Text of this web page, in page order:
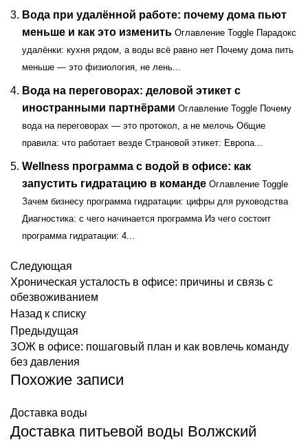
Вода при удалённой работе: почему дома пьют
меньше и как это изменить Оглавление Toggle Парадокс
удалёнки: кухня рядом, а воды всё равно нет Почему дома пить
меньше — это физиология, не лень...
Вода на переговорах: деловой этикет с
иностранными партнёрами Оглавление Toggle Почему
вода на переговорах — это протокол, а не мелочь Общие
правила: что работает везде Страновой этикет: Европа...
Wellness программа с водой в офисе: как
запустить гидратацию в команде Оглавление Toggle
Зачем бизнесу программа гидратации: цифры для руководства
Диагностика: с чего начинается программа Из чего состоит
программа гидратации: 4...
Следующая
Хроническая усталость в офисе: причины и связь с
обезвоживанием
Назад к списку
Предыдущая
ЗОЖ в офисе: пошаговый план и как вовлечь команду
без давления
Похожие записи
Доставка воды
Доставка питьевой воды Волжский